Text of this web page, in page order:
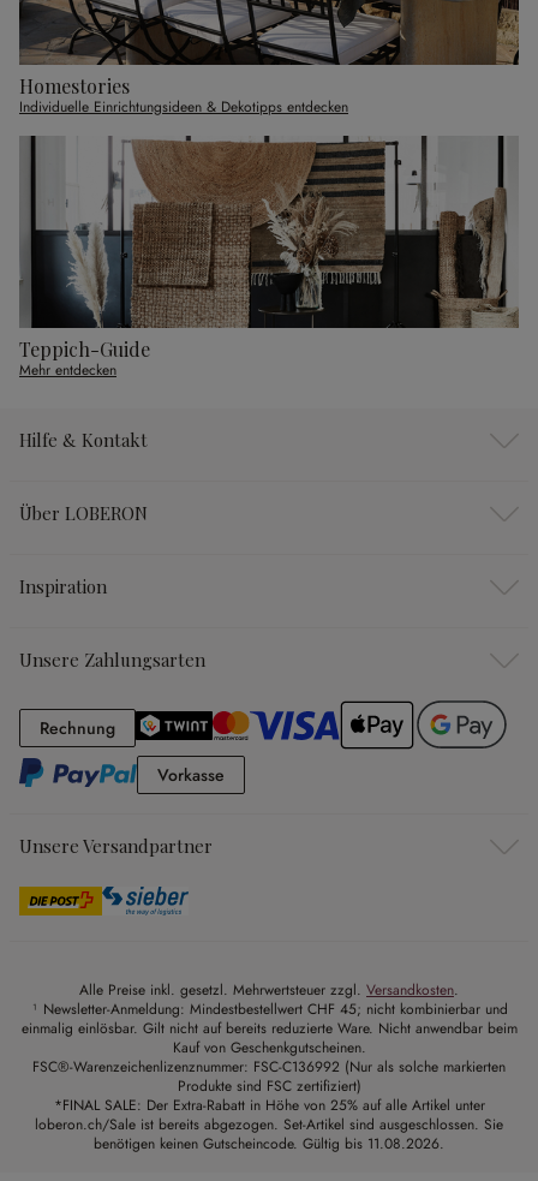
Homestories
Individuelle Einrichtungsideen & Dekotipps entdecken
Teppich-Guide
Mehr entdecken
Hilfe & Kontakt
Über LOBERON
Inspiration
Unsere Zahlungsarten
RechnungRechnung
Vorkasse
Unsere Versandpartner
Alle Preise inkl. gesetzl. Mehrwertsteuer zzgl. Versandkosten.
¹ Newsletter-Anmeldung: Mindestbestellwert CHF 45; nicht kombinierbar und
einmalig einlösbar. Gilt nicht auf bereits reduzierte Ware. Nicht anwendbar beim
Kauf von Geschenkgutscheinen.
FSC®-Warenzeichenlizenznummer: FSC-C136992 (Nur als solche markierten
Produkte sind FSC zertifiziert)
*FINAL SALE: Der Extra-Rabatt in Höhe von 25% auf alle Artikel unter
loberon.ch/Sale ist bereits abgezogen. Set-Artikel sind ausgeschlossen. Sie
benötigen keinen Gutscheincode. Gültig bis 11.08.2026.